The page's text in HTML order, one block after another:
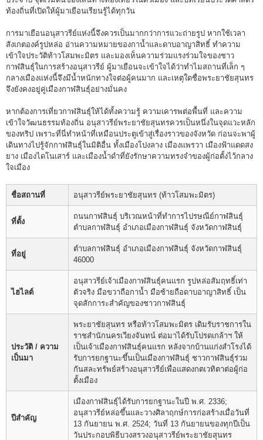
ท้องถิ่นที่เปิดให้ผู้มาเยือนเรียนรู้ได้ทุกวัน
การมาเยือนอนุสาวรีย์แห่งนี้จึงควรเป็นมากกว่าการแวะถ่ายรูป หากใช้เวลา
สังเกตองค์รูปหล่อ อ่านความหมายของกาน้ำและดาบอาญาสิทธิ์ ทำความ
เข้าใจประวัติท้าวโสมพะมิตร และมองเห็นความร่วมแรงร่วมใจของชาว
กาฬสินธุ์ในการสร้างอนุสาวรีย์ ผู้มาเยือนจะเข้าใจได้ว่าทำไมสถานที่เล็ก ๆ
กลางเมืองแห่งนี้จึงมีน้ำหนักทางใจต่อผู้คนมาก และเหตุใดชื่อพระยาชัยสุนทร
จึงยังคงอยู่คู่เมืองกาฬสินธุ์อย่างมั่นคง
หากต้องการเที่ยวกาฬสินธุ์ให้ได้ทั้งความรู้ ความเคารพต่อพื้นที่ และความ
เข้าใจวัฒนธรรมท้องถิ่น อนุสาวรีย์พระยาชัยสุนทรควรเป็นหนึ่งในจุดแวะหลัก
ของทริป เพราะที่นี่ทำหน้าที่เหมือนประตูเข้าสู่เรื่องราวของจังหวัด ก่อนจะพาผู้
เดินทางไปรู้จักกาฬสินธุ์ในมิติอื่น ทั้งเมืองโปงลาง เมืองแพรวา เมืองฟ้าแดดสง
ยาง เมืองไดโนเสาร์ และเมืองน้ำดำที่ยังรักษาความทรงจำของผู้ก่อตั้งไว้กลาง
ใจเมือง
ชื่อสถานที่ อนุสาวรีย์พระยาชัยสุนทร (ท้าวโสมพะมิตร)
ที่ตั้ง
ถนนกาฬสินธุ์ บริเวณหน้าที่ทำการไปรษณีย์กาฬสินธุ์
ตำบลกาฬสินธุ์ อำเภอเมืองกาฬสินธุ์ จังหวัดกาฬสินธุ์
ที่อยู่
ตำบลกาฬสินธุ์ อำเภอเมืองกาฬสินธุ์ จังหวัดกาฬสินธุ์
46000
ไฮไลต์
อนุสาวรีย์เจ้าเมืองกาฬสินธุ์คนแรก รูปหล่อสัมฤทธิ์เท่า
ตัวจริง มือขวาถือกาน้ำ มือซ้ายถือดาบอาญาสิทธิ์ เป็น
จุดสักการะสำคัญของชาวกาฬสินธุ์
ประวัติ / ความ
เป็นมา
พระยาชัยสุนทร หรือท้าวโสมพะมิตร เดิมรับราชการใน
ราชสำนักนครเวียงจันทน์ ต่อมาได้รับโปรดเกล้าฯ ให้
เป็นเจ้าเมืองกาฬสินธุ์คนแรก หลังจากบ้านแก่งสำโรงได้
รับการยกฐานะขึ้นเป็นเมืองกาฬสินธุ์ ชาวกาฬสินธุ์ร่วม
กันสละทรัพย์สร้างอนุสาวรีย์เพื่อแสดงกตเวทิตาต่อผู้ก่อ
ตั้งเมือง
ปีสำคัญ
เมืองกาฬสินธุ์ได้รับการยกฐานะในปี พ.ศ. 2336;
อนุสาวรีย์หล่อขึ้นและวางศิลาฤกษ์การก่อสร้างเมื่อวันที่
13 กันยายน พ.ศ. 2524; วันที่ 13 กันยายนของทุกปีเป็น
วันประกอบพิธีบวงสรวงอนุสาวรีย์พระยาชัยสุนทร